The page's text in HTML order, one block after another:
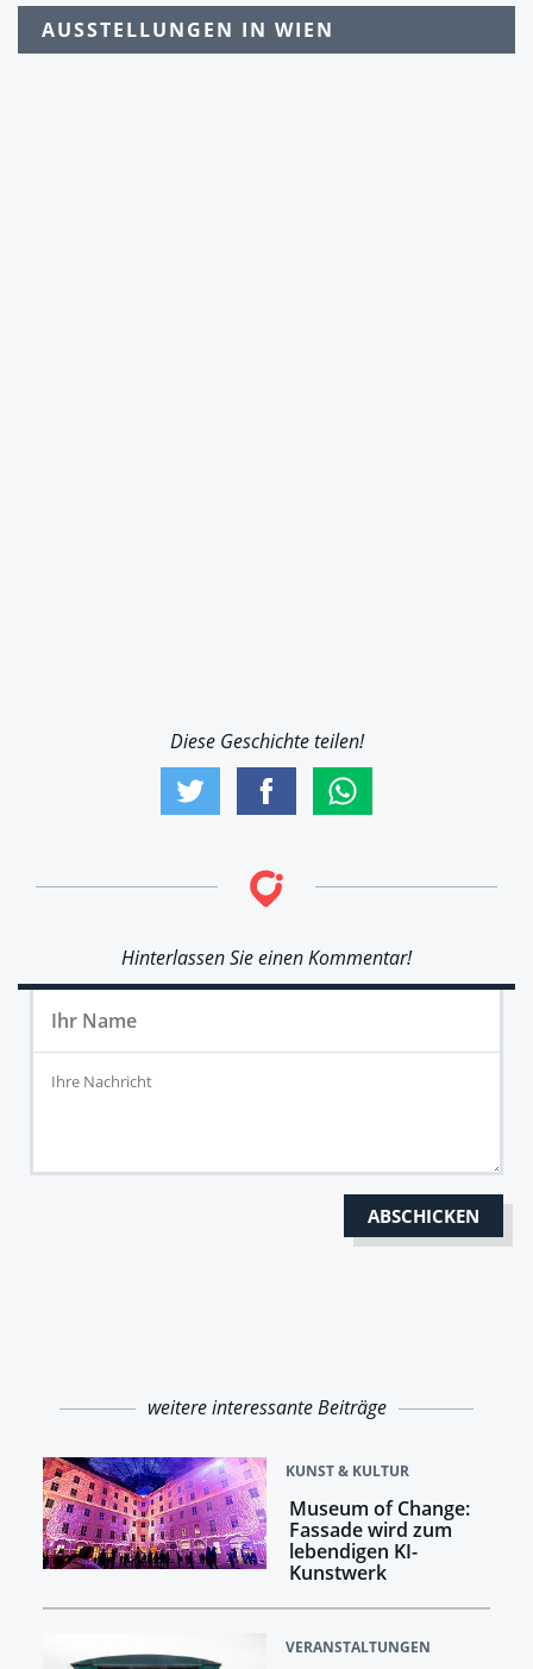
AUSSTELLUNGEN IN WIEN
Diese Geschichte teilen!
Hinterlassen Sie einen Kommentar!
weitere interessante Beiträge
KUNST & KULTUR
Museum of Change:
Fassade wird zum
lebendigen KI-
Kunstwerk
VERANSTALTUNGEN